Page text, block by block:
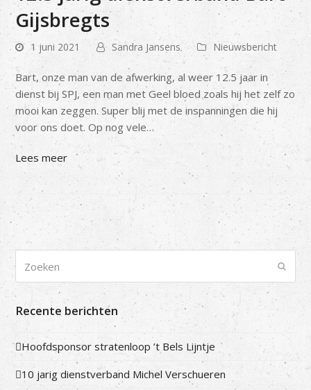
Gijsbregts
1 juni 2021 Sandra Jansens Nieuwsbericht
Bart, onze man van de afwerking, al weer 12.5 jaar in
dienst bij SPJ, een man met Geel bloed zoals hij het zelf zo
mooi kan zeggen. Super blij met de inspanningen die hij
voor ons doet. Op nog vele…
Lees meer
Recente berichten
Hoofdsponsor stratenloop ’t Bels Lijntje
10 jarig dienstverband Michel Verschueren